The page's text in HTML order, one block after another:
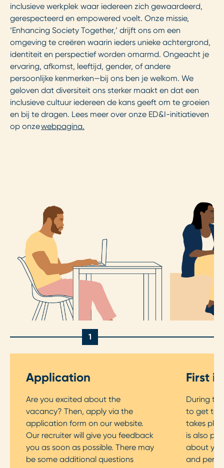
inclusieve werkplek waar iedereen zich gewaardeerd,
gerespecteerd en empowered voelt. Onze missie,
‘Enhancing Society Together,’ drijft ons om een
omgeving te creëren waarin ieders unieke achtergrond,
identiteit en perspectief worden omarmd. Ongeacht je
ervaring, afkomst, leeftijd, gender, of andere
persoonlijke kenmerken—bij ons ben je welkom. We
geloven dat diversiteit ons sterker maakt en dat een
inclusieve cultuur iedereen de kans geeft om te groeien
en bij te dragen. Lees meer over onze ED&I-initiatieven
op onzewebpagina.
1
Application
Are you excited about the
vacancy? Then, apply via the
application form on our website.
Our recruiter will give you feedback
you as soon as possible. There may
be some additional questions
First
During
to get to
takes
is also
about
and